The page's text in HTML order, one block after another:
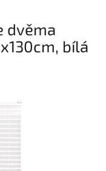
dvěma
bílá